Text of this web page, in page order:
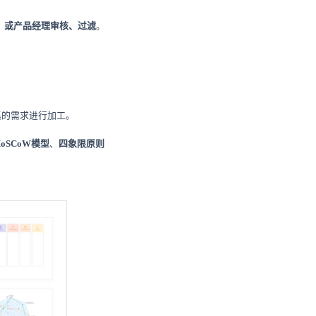
产品经理审核、过滤。
需求进行加工。
模型、 四象限原则